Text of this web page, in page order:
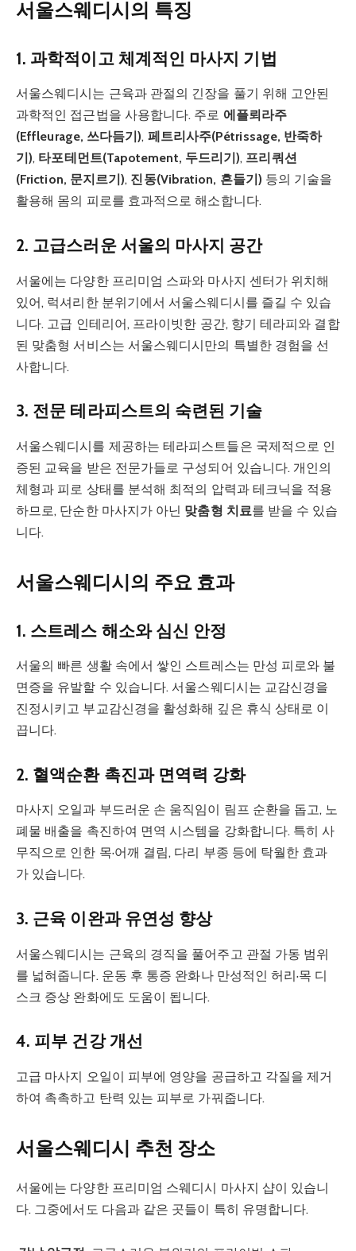
서울스웨디시의 특징
1. 과학적이고 체계적인 마사지 기법
서울스웨디시는 근육과 관절의 긴장을 풀기 위해 고안된
과학적인 접근법을 사용합니다. 주로 에플뢰라주
(Effleurage, 쓰다듬기), 페트리사주(Pétrissage, 반죽하
기), 타포테먼트(Tapotement, 두드리기), 프리쿼션
(Friction, 문지르기), 진동(Vibration, 흔들기) 등의 기술을
활용해 몸의 피로를 효과적으로 해소합니다.
2. 고급스러운 서울의 마사지 공간
서울에는 다양한 프리미엄 스파와 마사지 센터가 위치해
있어, 럭셔리한 분위기에서 서울스웨디시를 즐길 수 있습
니다. 고급 인테리어, 프라이빗한 공간, 향기 테라피와 결합
된 맞춤형 서비스는 서울스웨디시만의 특별한 경험을 선
사합니다.
3. 전문 테라피스트의 숙련된 기술
서울스웨디시를 제공하는 테라피스트들은 국제적으로 인
증된 교육을 받은 전문가들로 구성되어 있습니다. 개인의
체형과 피로 상태를 분석해 최적의 압력과 테크닉을 적용
하므로, 단순한 마사지가 아닌 맞춤형 치료를 받을 수 있습
니다.
서울스웨디시의 주요 효과
1. 스트레스 해소와 심신 안정
서울의 빠른 생활 속에서 쌓인 스트레스는 만성 피로와 불
면증을 유발할 수 있습니다. 서울스웨디시는 교감신경을
진정시키고 부교감신경을 활성화해 깊은 휴식 상태로 이
끕니다.
2. 혈액순환 촉진과 면역력 강화
마사지 오일과 부드러운 손 움직임이 림프 순환을 돕고, 노
폐물 배출을 촉진하여 면역 시스템을 강화합니다. 특히 사
무직으로 인한 목·어깨 결림, 다리 부종 등에 탁월한 효과
가 있습니다.
3. 근육 이완과 유연성 향상
서울스웨디시는 근육의 경직을 풀어주고 관절 가동 범위
를 넓혀줍니다. 운동 후 통증 완화나 만성적인 허리·목 디
스크 증상 완화에도 도움이 됩니다.
4. 피부 건강 개선
고급 마사지 오일이 피부에 영양을 공급하고 각질을 제거
하여 촉촉하고 탄력 있는 피부로 가꿔줍니다.
서울스웨디시 추천 장소
서울에는 다양한 프리미엄 스웨디시 마사지 샵이 있습니
다. 그중에서도 다음과 같은 곳들이 특히 유명합니다.